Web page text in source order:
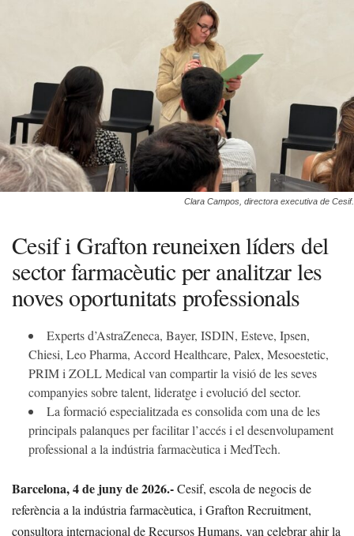
Clara Campos, directora executiva de Cesif.
Cesif i Grafton reuneixen líders del
sector farmacèutic per analitzar les
noves oportunitats professionals
Experts d’AstraZeneca, Bayer, ISDIN, Esteve, Ipsen,
Chiesi, Leo Pharma, Accord Healthcare, Palex, Mesoestetic,
PRIM i ZOLL Medical van compartir la visió de les seves
companyies sobre talent, lideratge i evolució del sector.
La formació especialitzada es consolida com una de les
principals palanques per facilitar l’accés i el desenvolupament
professional a la indústria farmacèutica i MedTech.
Barcelona, 4 de juny de 2026.-Cesif, escola de negocis de
referència a la indústria farmacèutica, i Grafton Recruitment,
consultora internacional de Recursos Humans, van celebrar ahir la